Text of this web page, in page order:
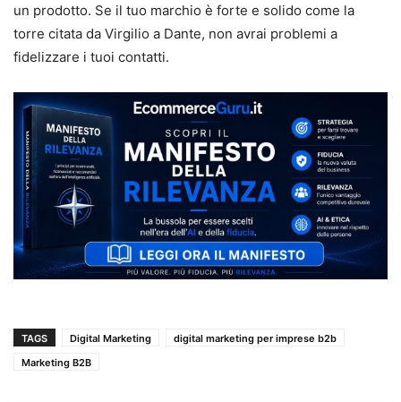
un prodotto. Se il tuo marchio è forte e solido come la
torre citata da Virgilio a Dante, non avrai problemi a
fidelizzare i tuoi contatti.
TAGS Digital Marketing
digital marketing per imprese b2b
Marketing B2B